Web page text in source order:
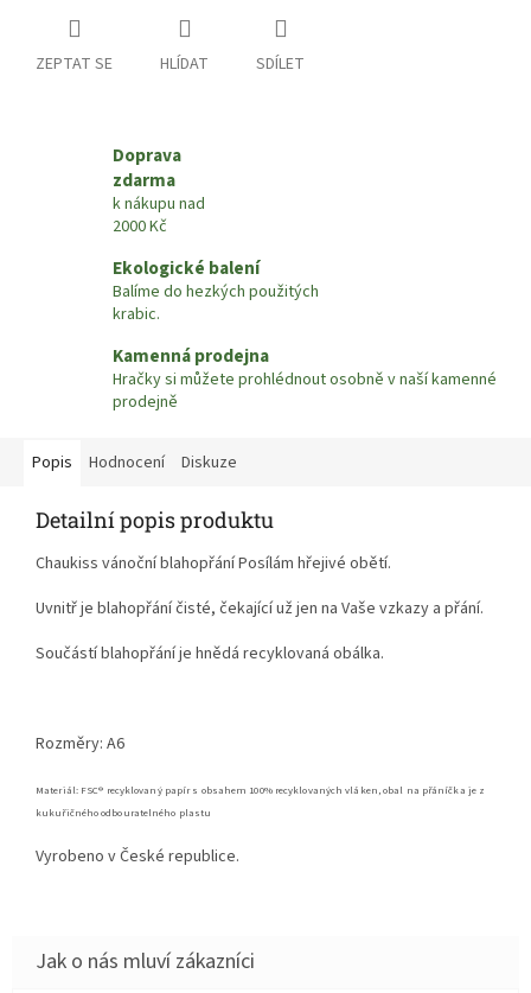
ZEPTAT SE HLÍDAT SDÍLET
Doprava
zdarma
k nákupu nad
2000 Kč
Ekologické balení
Balíme do hezkých použitých
krabic.
Kamenná prodejna
Hračky si můžete prohlédnout osobně v naší kamenné
prodejně
Popis Hodnocení Diskuze
Detailní popis produktu
Chaukiss vánoční blahopřání Posílám hřejivé obětí.
Uvnitř je blahopřání čisté, čekající už jen na Vaše vzkazy a přání.
Součástí blahopřání je hnědá recyklovaná obálka.
Rozměry: A6
Materiál: FSC® recyklovaný papír s obsahem 100% recyklovaných vláken, obal na přáníčka je z
kukuřičného odbouratelného plastu
Vyrobeno v České republice.